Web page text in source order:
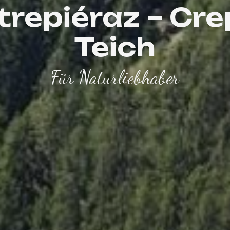
–
Teich
Für Naturliebhaber